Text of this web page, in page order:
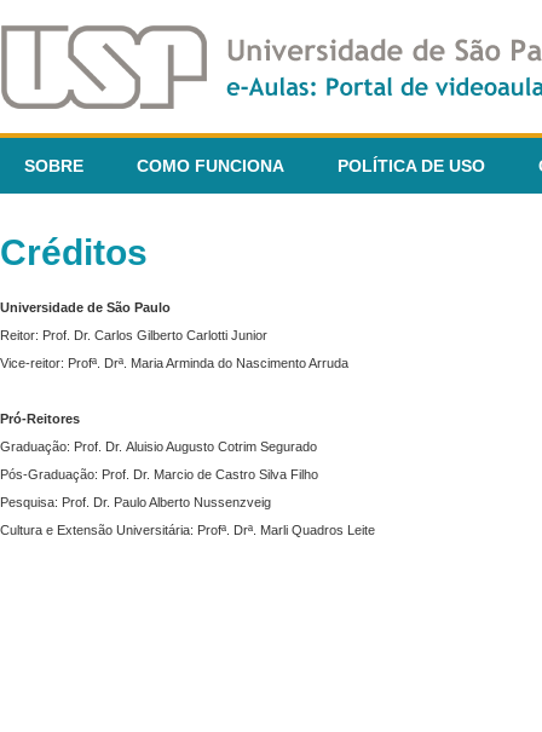
SOBRE COMO FUNCIONA POLÍTICA DE USO
Créditos
Universidade de São Paulo
Reitor: Prof. Dr. Carlos Gilberto Carlotti Junior
Vice-reitor: Profª. Drª. Maria Arminda do Nascimento Arruda
Pró-Reitores
Graduação: Prof. Dr. Aluisio Augusto Cotrim Segurado
Pós-Graduação: Prof. Dr. Marcio de Castro Silva Filho
Pesquisa: Prof. Dr. Paulo Alberto Nussenzveig
Cultura e Extensão Universitária: Profª. Drª. Marli Quadros Leite